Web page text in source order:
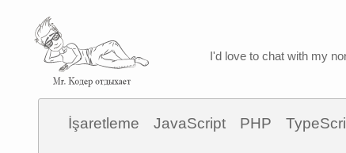
I'd love to chat with my
İşaretleme JavaScript PHP